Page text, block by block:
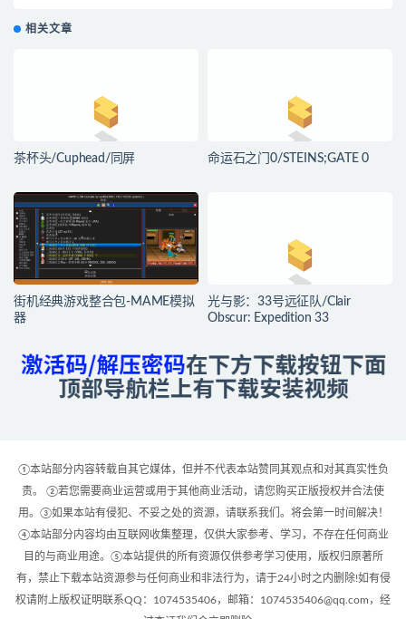
相关文章
茶杯头/Cuphead/同屏 命运石之门0/STEINS;GATE 0
街机经典游戏整合包-MAME模拟
器
光与影：33号远征队/Clair
Obscur: Expedition 33
①本站部分内容转载自其它媒体，但并不代表本站赞同其观点和对其真实性负
责。 ②若您需要商业运营或用于其他商业活动，请您购买正版授权并合法使
用。③如果本站有侵犯、不妥之处的资源，请联系我们。将会第一时间解决！
④本站部分内容均由互联网收集整理，仅供大家参考、学习，不存在任何商业
目的与商业用途。⑤本站提供的所有资源仅供参考学习使用，版权归原著所
有，禁止下载本站资源参与任何商业和非法行为，请于24小时之内删除!如有侵
权请附上版权证明联系QQ：1074535406，邮箱：1074535406@qq.com，经